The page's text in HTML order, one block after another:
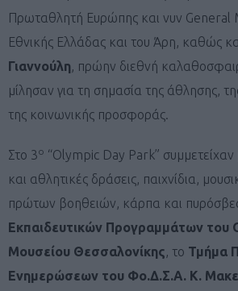
Πρωταθλητή Ευρώπης και νυν General
Εθνικής Ελλάδας και του Άρη, καθώς
Γιαννούλη, πρώην διεθνή
μίλησαν για τη σημασία της άθλησης,
της κοινωνικής προσφοράς.
Στο 3ο “Olympic Day Park” συμμετείχαν
και αθλητικές δράσεις, παιχνίδια,
πρώτων βοηθειών, κάρπα και
Εκπαιδευτικών Προγραμμάτων του
Μουσείου Θεσσαλονίκης, το Τμήμα
Ενημερώσεων του Φο.Δ.Σ.Α. Κ.